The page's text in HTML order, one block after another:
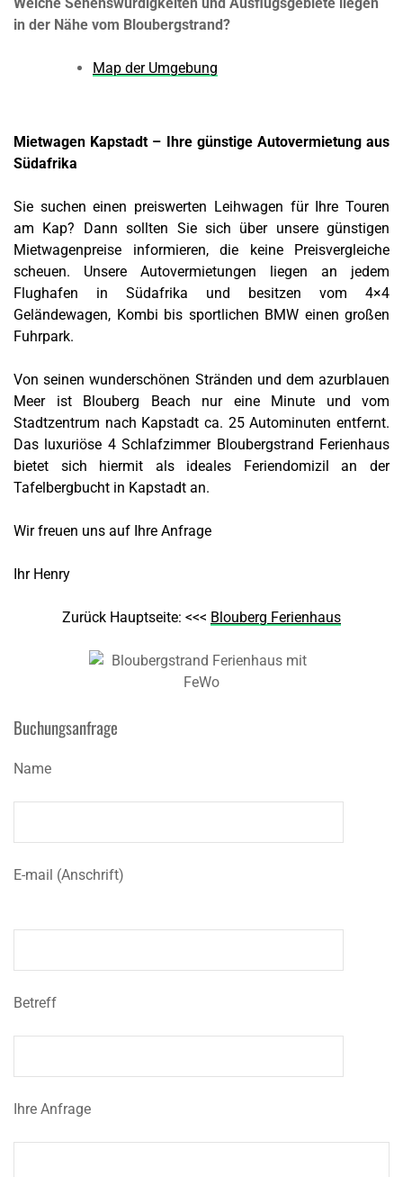
in der Nähe vom Bloubergstrand?
Map der Umgebung
Mietwagen Kapstadt – Ihre günstige Autovermietung aus
Südafrika
Sie suchen einen preiswerten Leihwagen für Ihre Touren
am Kap? Dann sollten Sie sich über unsere günstigen
Mietwagenpreise informieren, die keine Preisvergleiche
scheuen. Unsere Autovermietungen liegen an jedem
Flughafen in Südafrika und besitzen vom 4×4
Geländewagen, Kombi bis sportlichen BMW einen großen
Fuhrpark.
Von seinen wunderschönen Stränden und dem azurblauen
Meer ist Blouberg Beach nur eine Minute und vom
Stadtzentrum nach Kapstadt ca. 25 Autominuten entfernt.
Das luxuriöse 4 Schlafzimmer Bloubergstrand Ferienhaus
bietet sich hiermit als ideales Feriendomizil an der
Tafelbergbucht in Kapstadt an.
Wir freuen uns auf Ihre Anfrage
Ihr Henry
Zurück Hauptseite: <<< Blouberg Ferienhaus
Buchungsanfrage
Name
E-mail (Anschrift)
Betreff
Ihre Anfrage